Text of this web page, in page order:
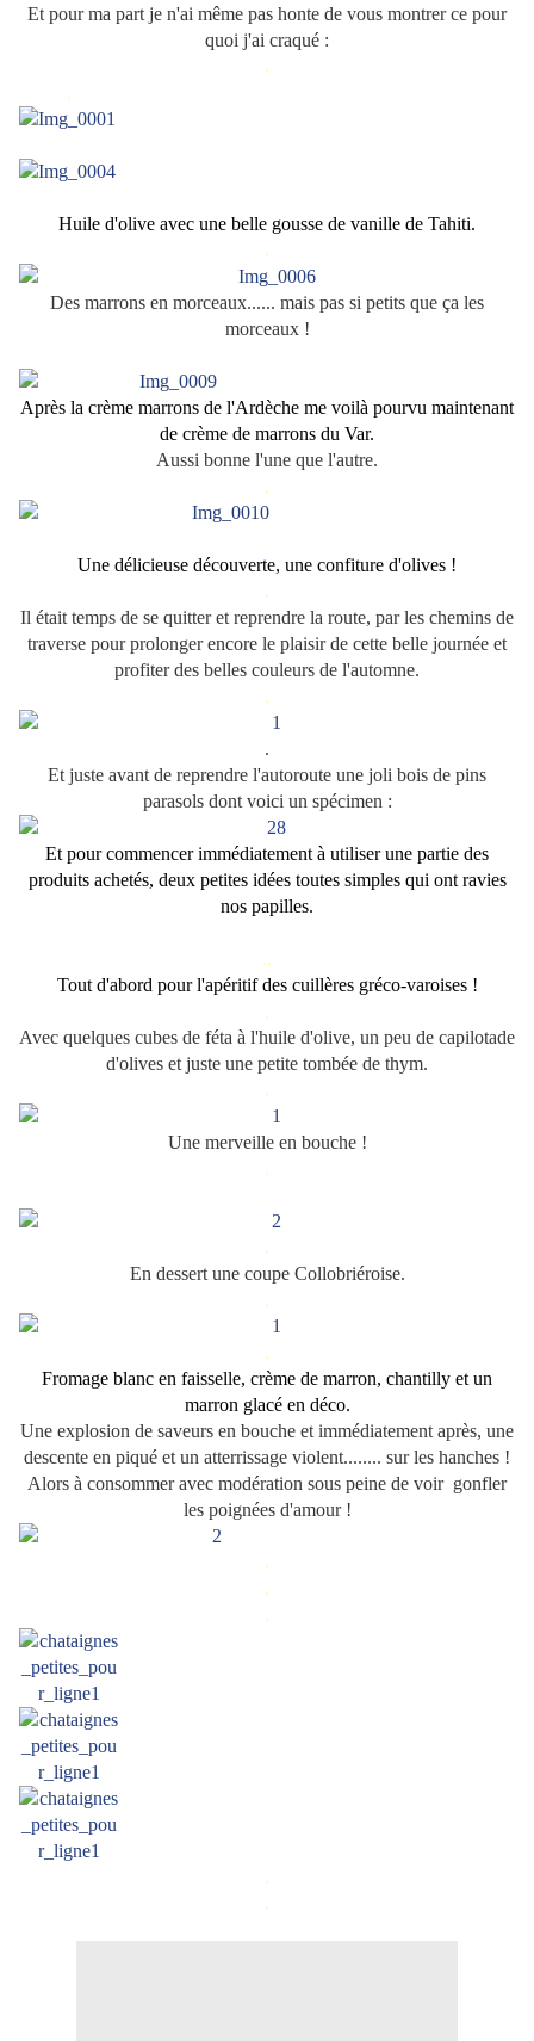
Et pour ma part je n'ai même pas honte de vous montrer ce pour
quoi j'ai craqué :
.
.
Huile d'olive avec une belle gousse de vanille de Tahiti.
.
Des marrons en morceaux...... mais pas si petits que ça les
morceaux !
.
Après la crème marrons de l'Ardèche me voilà pourvu maintenant
de crème de marrons du Var.
Aussi bonne l'une que l'autre.
.
.
Une délicieuse découverte, une confiture d'olives !
.
Il était temps de se quitter et reprendre la route, par les chemins de
traverse pour prolonger encore le plaisir de cette belle journée et
profiter des belles couleurs de l'automne.
.
.
Et juste avant de reprendre l'autoroute une joli bois de pins
parasols dont voici un spécimen :
Et pour commencer immédiatement à utiliser une partie des
produits achetés, deux petites idées toutes simples qui ont ravies
nos papilles.
..
Tout d'abord pour l'apéritif des cuillères gréco-varoises !
.
Avec quelques cubes de féta à l'huile d'olive, un peu de capilotade
d'olives et juste une petite tombée de thym.
.
Une merveille en bouche !
.
.
.
En dessert une coupe Collobriéroise.
.
.
Fromage blanc en faisselle, crème de marron, chantilly et un
marron glacé en déco.
Une explosion de saveurs en bouche et immédiatement après, une
descente en piqué et un atterrissage violent........ sur les hanches !
Alors à consommer avec modération sous peine de voir gonfler
les poignées d'amour !
.
.
.
.
.